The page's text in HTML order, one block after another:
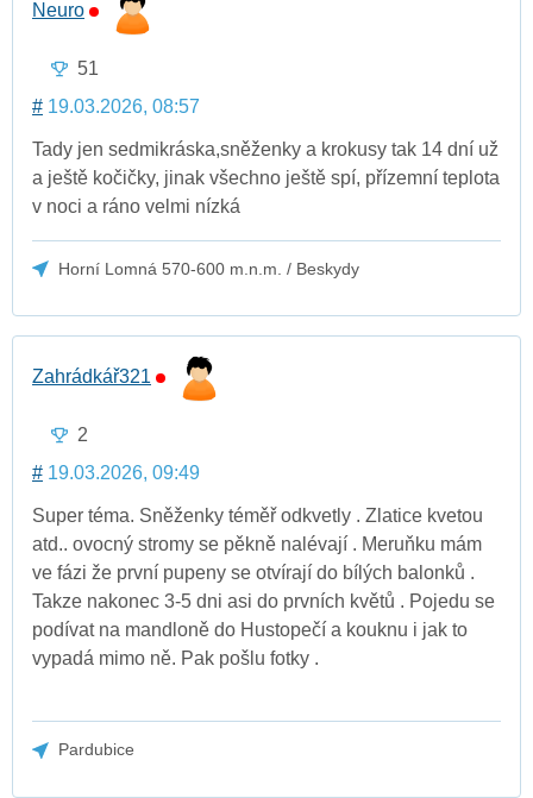
Neuro
51
# 19.03.2026, 08:57
Tady jen sedmikráska,sněženky a krokusy tak 14 dní už
a ještě kočičky, jinak všechno ještě spí, přízemní teplota
v noci a ráno velmi nízká
Horní Lomná 570-600 m.n.m. / Beskydy
Zahrádkář321
2
# 19.03.2026, 09:49
Super téma. Sněženky téměř odkvetly . Zlatice kvetou
atd.. ovocný stromy se pěkně nalévají . Meruňku mám
ve fázi že první pupeny se otvírají do bílých balonků .
Takze nakonec 3-5 dni asi do prvních květů . Pojedu se
podívat na mandloně do Hustopečí a kouknu i jak to
vypadá mimo ně. Pak pošlu fotky .
Pardubice